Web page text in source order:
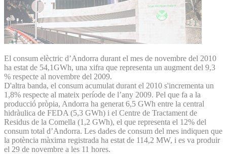
El consum elèctric d’Andorra durant el mes de novembre del 2010
ha estat de 54,1GWh, una xifra que representa un augment del 9,3
% respecte al novembre del 2009.
D'altra banda, el consum acumulat durant el 2010 s'incrementa un
1,8% respecte al mateix període de l’any 2009. Pel que fa a la
producció pròpia, Andorra ha generat 6,5 GWh entre la central
hidràulica de FEDA (5,3 GWh) i el Centre de Tractament de
Residus de la Comella (1,2 GWh), el que representa el 12% del
consum total d’Andorra. Les dades de consum del mes indiquen que
la potència màxima registrada ha estat de 114,2 MW, i es va produir
el 29 de novembre a les 11 hores.